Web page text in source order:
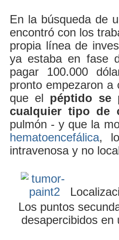
En la búsqueda de
encontró con los
propia línea de
ya estaba en fase
pagar 100.000
pronto empezaron a
que el péptido se
cualquier tipo de
pulmón - y que la
hematoencefálica,
intravenosa y no
Los puntos
desapercibidos en